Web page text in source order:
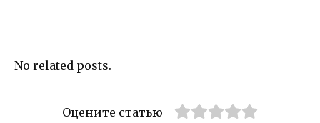
No related posts.
Оцените статью